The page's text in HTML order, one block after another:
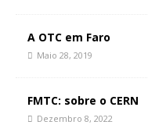
A OTC em Faro
Maio 28, 2019
FMTC: sobre o CERN
Dezembro 8, 2022